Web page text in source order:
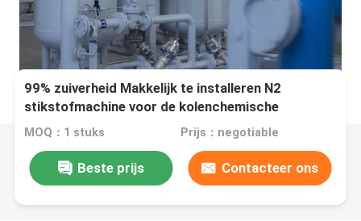
99% zuiverheid Makkelijk te installeren N2
stikstofmachine voor de kolenchemische
industrie
MOQ：1 stuks Prijs：negotiable
Beste prijs Contacteer ons